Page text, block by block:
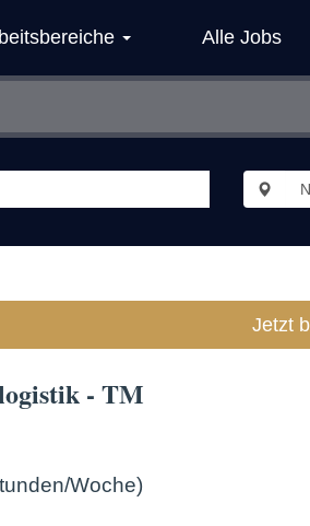
Alle Jobs
Jetzt
- TM
Woche)